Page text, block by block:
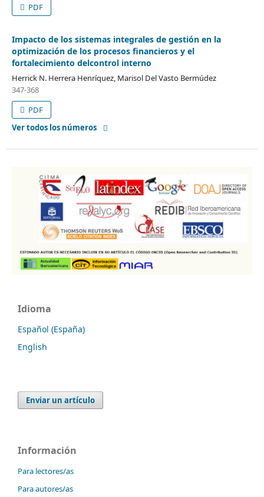
PDF
Impacto de los sistemas integrales de gestión en la
optimización de los procesos financieros y el
fortalecimiento delcontrol interno
Herrick N. Herrera Henríquez, Marisol Del Vasto Bermúdez
347-368
PDF
Ver todos los números
Idioma
Español (España)
English
Enviar un artículo
Información
Para lectores/as
Para autores/as